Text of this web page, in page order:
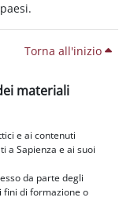
Torna all'inizio
materiali
e ai contenuti
a Sapienza e ai suoi
da parte degli
fini di formazione o